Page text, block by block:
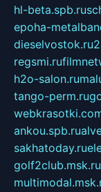
hl-beta.spb.ru
epoha-
dieselvostok.ru
regsmi.ru
h2o-salon.ru
tango-perm.ru
ankou.spb.ru
sakhatoday.ru
golf2club.msk.ru